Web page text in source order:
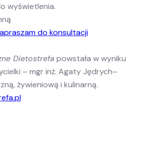
wyświetlenia.
do konsultacji
Dietostrefa powstała w wyniku
– mgr inż. Agaty Jędrych–
żywieniową i kulinarną.